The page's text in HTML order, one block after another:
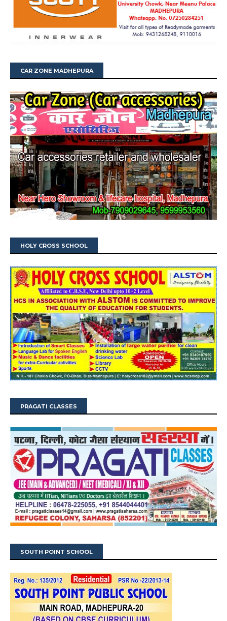
CAR ZONE MADHEPURA
HOLY CROSS SCHOOL
PRAGATI CLASSES
SOUTH POINT SCHOOL